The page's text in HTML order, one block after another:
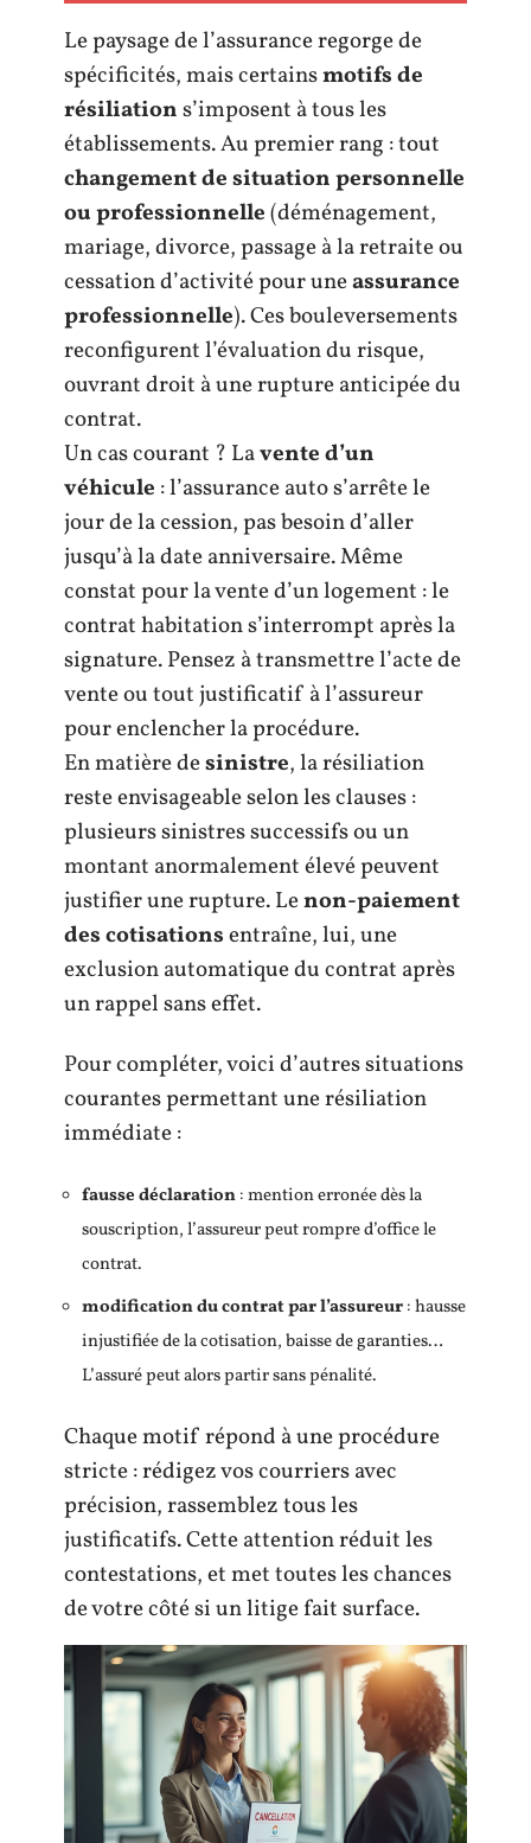
Le paysage de l’assurance regorge de
spécificités, mais certainsmotifs de
résiliations’imposent à tous les
établissements. Au premier rang : tout
changement de situation personnelle
ou professionnelle(déménagement,
mariage, divorce, passage à la retraite ou
cessation d’activité pour uneassurance
professionnelle). Ces bouleversements
reconfigurent l’évaluation du risque,
ouvrant droit à une rupture anticipée du
contrat.
Un cas courant ? Lavente d’un
véhicule : l’assurance auto s’arrête le
jour de la cession, pas besoin d’aller
jusqu’à la date anniversaire. Même
constat pour la vente d’un logement : le
contrat habitation s’interrompt après la
signature. Pensez à transmettre l’acte de
vente ou tout justificatif à l’assureur
pour enclencher la procédure.
En matière desinistre, la résiliation
reste envisageable selon les clauses :
plusieurs sinistres successifs ou un
montant anormalement élevé peuvent
justifier une rupture. Lenon-paiement
des cotisationsentraîne, lui, une
exclusion automatique du contrat après
un rappel sans effet.
Pour compléter, voici d’autres situations
courantes permettant une résiliation
immédiate :
fausse déclaration: mention erronée dès la
souscription, l’assureur peut rompre d’office le
contrat.
modification du contrat par l’assureur: hausse
injustifiée de la cotisation, baisse de garanties…
L’assuré peut alors partir sans pénalité.
Chaque motif répond à une procédure
stricte : rédigez vos courriers avec
précision, rassemblez tous les
justificatifs. Cette attention réduit les
contestations, et met toutes les chances
de votre côté si un litige fait surface.